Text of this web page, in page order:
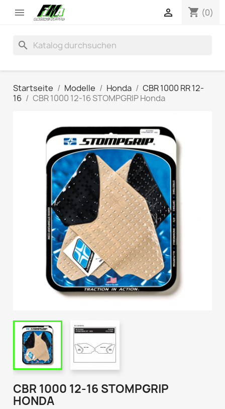
 shopping_cart (0)

search
Startseite Modelle Honda
CBR 1000 RR 12-
16
CBR 1000 12-16 STOMPGRIP Honda
CBR 1000 12-16 STOMPGRIP
HONDA